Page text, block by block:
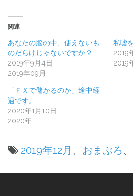
関連
あなたの脳の中、使えないも
のだらけじゃないですか？
2019年9月4日
2019年09月
私嘘
2019
2019
「ＦＸで儲かるのか」途中経
過です。
2020年1月10日
2020年
2019年12月 、 おまぶろ、